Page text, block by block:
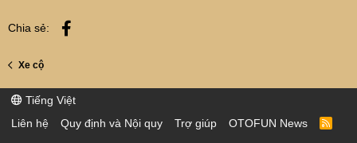
Chia sẻ:
Xe cộ
Tiếng Việt
Liên hệ
Quy định và Nội quy Trợ giúp OTOFUN News
R